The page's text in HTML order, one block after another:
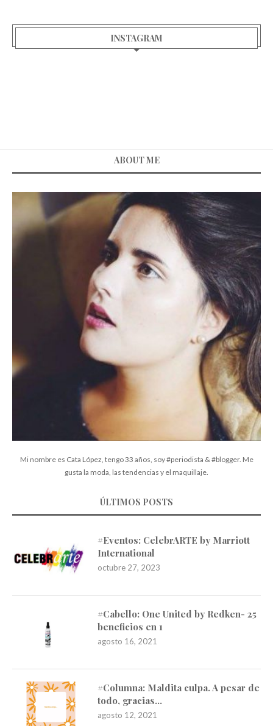
INSTAGRAM
ABOUT ME
Mi nombre es Cata López, tengo 33 años, soy #periodista & #blogger. Me
gusta la moda, las tendencias y el maquillaje.
ÚLTIMOS POSTS
#Eventos: CelebrARTE by Marriott
International
octubre 27, 2023
#Cabello: One United by Redken- 25
beneficios en 1
agosto 16, 2021
#Columna: Maldita culpa. A pesar de
todo, gracias…
agosto 12, 2021